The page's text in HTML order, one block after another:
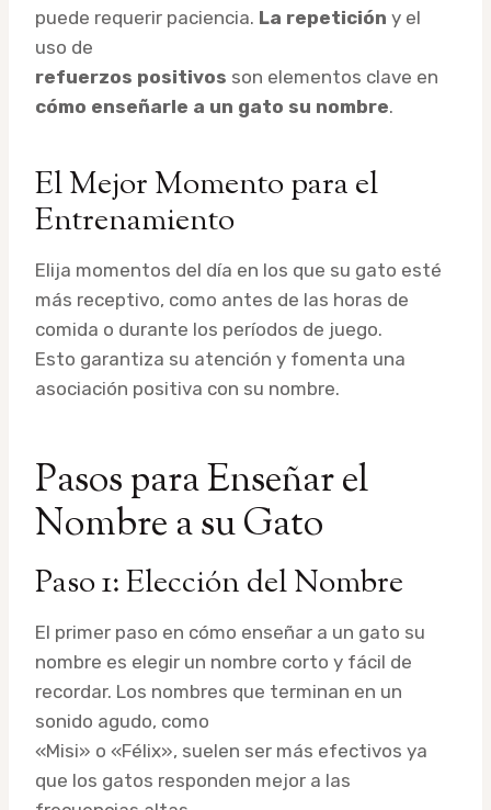
puede requerir paciencia. La repetición y el
uso de
refuerzos positivos son elementos clave en
cómo enseñarle a un gato su nombre.
El Mejor Momento para el
Entrenamiento
Elija momentos del día en los que su gato esté
más receptivo, como antes de las horas de
comida o durante los períodos de juego.
Esto garantiza su atención y fomenta una
asociación positiva con su nombre.
Pasos para Enseñar el
Nombre a su Gato
Paso 1: Elección del Nombre
El primer paso en cómo enseñar a un gato su
nombre es elegir un nombre corto y fácil de
recordar. Los nombres que terminan en un
sonido agudo, como
«Misi» o «Félix», suelen ser más efectivos ya
que los gatos responden mejor a las